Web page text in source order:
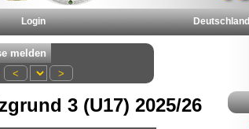
Login Deutschland
3 (U17) 2025/26